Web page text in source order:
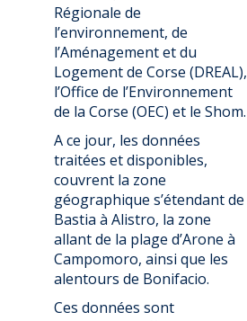
Régionale de
l’environnement, de
l’Aménagement et du
Logement de Corse (DREAL),
l’Office de l’Environnement
de la Corse (OEC) et le Shom.
A ce jour, les données
traitées et disponibles,
couvrent la zone
géographique s’étendant de
Bastia à Alistro, la zone
allant de la plage d’Arone à
Campomoro, ainsi que les
alentours de Bonifacio.
Ces données sont